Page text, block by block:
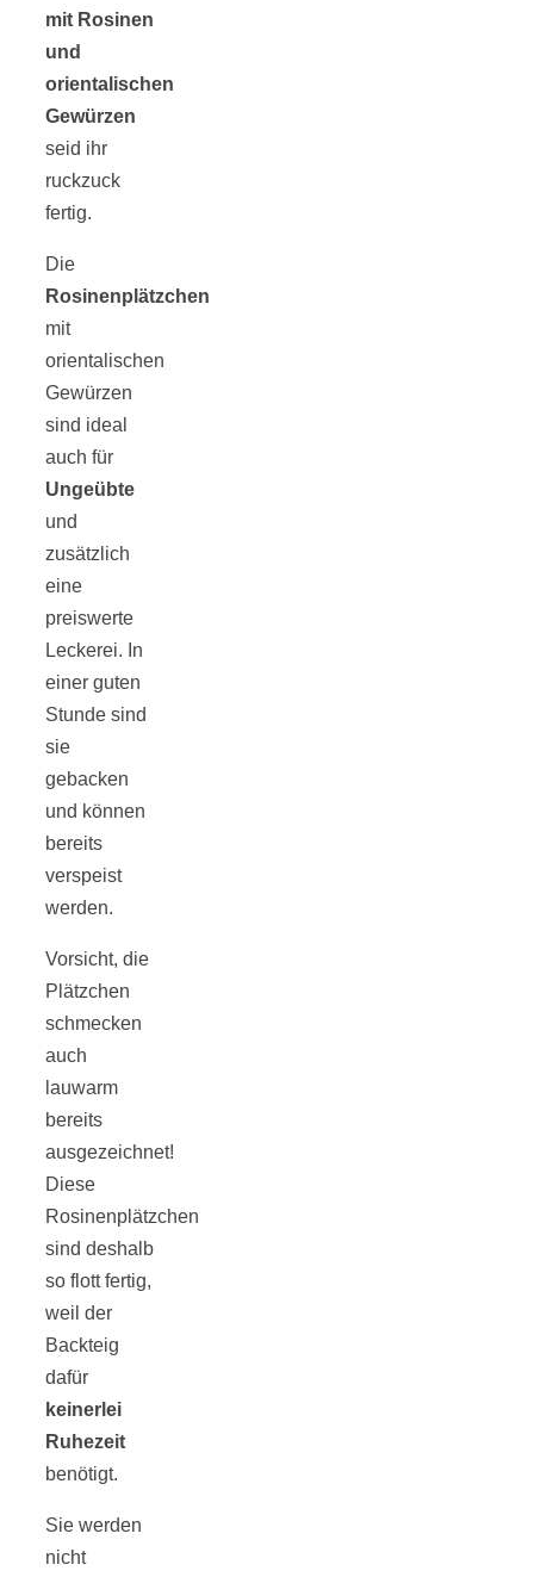
mit Rosinen
und
orientalischen
Gewürzen
seid ihr
ruckzuck
fertig.
Die
Rosinenplätzchen
mit
orientalischen
Gewürzen
sind ideal
auch für
Ungeübte
und
zusätzlich
eine
preiswerte
Leckerei. In
einer guten
Stunde sind
sie
gebacken
und können
bereits
verspeist
werden.
Vorsicht, die
Plätzchen
schmecken
auch
lauwarm
bereits
ausgezeichnet!
Diese
Rosinenplätzchen
sind deshalb
so flott fertig,
weil der
Backteig
dafür
keinerlei
Ruhezeit
benötigt.
Sie werden
nicht